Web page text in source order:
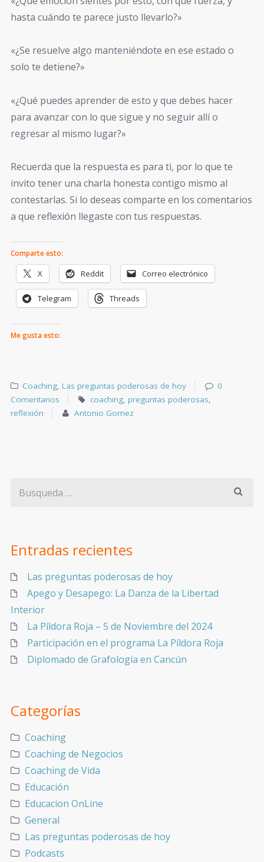
hasta cuándo te parece justo llevarlo?»
«¿Se resuelve algo manteniéndote en ese estado o
solo te detiene?»
«¿Qué puedes aprender de esto y que debes hacer
para avanzar con lo que sigue y no seguir allí o
regresar al mismo lugar?»
Recuerda que la respuesta es para ti, por lo que te
invito tener una charla honesta contigo mismo al
contestarlas. Si lo deseas comparte en los comentarios
a que reflexión llegaste con tus respuestas.
Comparte esto:
X Reddit Correo electrónico
Telegram Threads
Me gusta esto:
Coaching,Las preguntas poderosas de hoy
0
Comentarios
coaching,preguntas poderosas,
reflexión
Antonio Gomez
Entradas recientes
Las preguntas poderosas de hoy
Apego y Desapego: La Danza de la Libertad
Interior
La Píldora Roja – 5 de Noviembre del 2024
Participación en el programa La Píldora Roja
Diplomado de Grafología en Cancún
Categorías
Coaching
Coaching de Negocios
Coaching de Vida
Educación
Educacion OnLine
General
Las preguntas poderosas de hoy
Podcasts